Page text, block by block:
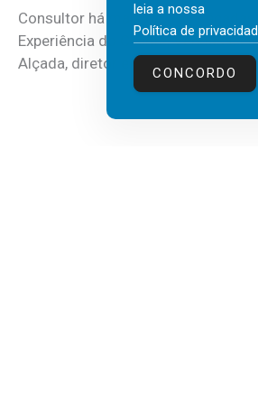
Consultor há mais de três décadas
Experiência do Cliente, Vendas e
Alçada, diretor executivo da...
leia a nossa
Política de
CONCORDO